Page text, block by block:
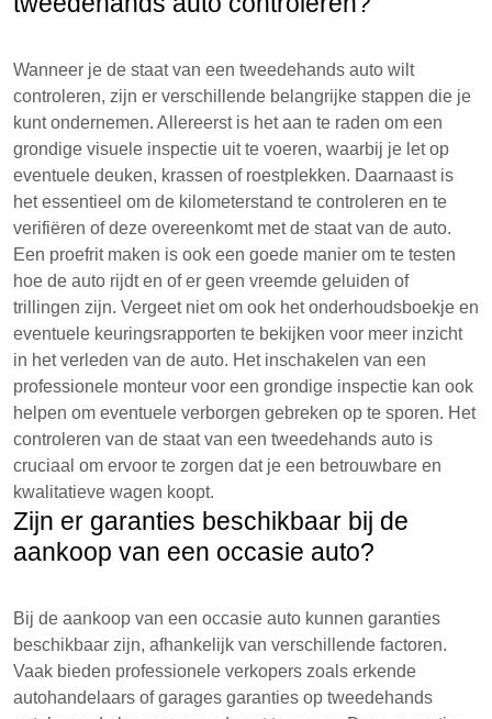
Wanneer je de staat van een tweedehands auto wilt
controleren, zijn er verschillende belangrijke stappen die je
kunt ondernemen. Allereerst is het aan te raden om een
grondige visuele inspectie uit te voeren, waarbij je let op
eventuele deuken, krassen of roestplekken. Daarnaast is
het essentieel om de kilometerstand te controleren en te
verifiëren of deze overeenkomt met de staat van de auto.
Een proefrit maken is ook een goede manier om te testen
hoe de auto rijdt en of er geen vreemde geluiden of
trillingen zijn. Vergeet niet om ook het onderhoudsboekje en
eventuele keuringsrapporten te bekijken voor meer inzicht
in het verleden van de auto. Het inschakelen van een
professionele monteur voor een grondige inspectie kan ook
helpen om eventuele verborgen gebreken op te sporen. Het
controleren van de staat van een tweedehands auto is
cruciaal om ervoor te zorgen dat je een betrouwbare en
kwalitatieve wagen koopt.
Zijn er garanties beschikbaar bij de
aankoop van een occasie auto?
Bij de aankoop van een occasie auto kunnen garanties
beschikbaar zijn, afhankelijk van verschillende factoren.
Vaak bieden professionele verkopers zoals erkende
autohandelaars of garages garanties op tweedehands